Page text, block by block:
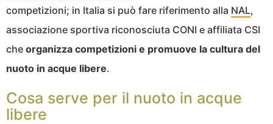
competizioni; in Italia si può fare riferimento alla NAL,
associazione sportiva riconosciuta CONI e affiliata CSI
che organizza competizioni e promuove la cultura del
nuoto in acque libere.
Cosa serve per il nuoto in acque
libere